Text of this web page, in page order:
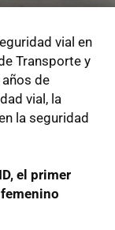
vial en
Transporte y
de
vial, la
la seguridad
el primer